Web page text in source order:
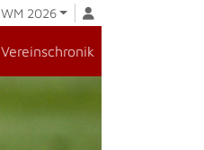
WM 2026
Vereinschronik